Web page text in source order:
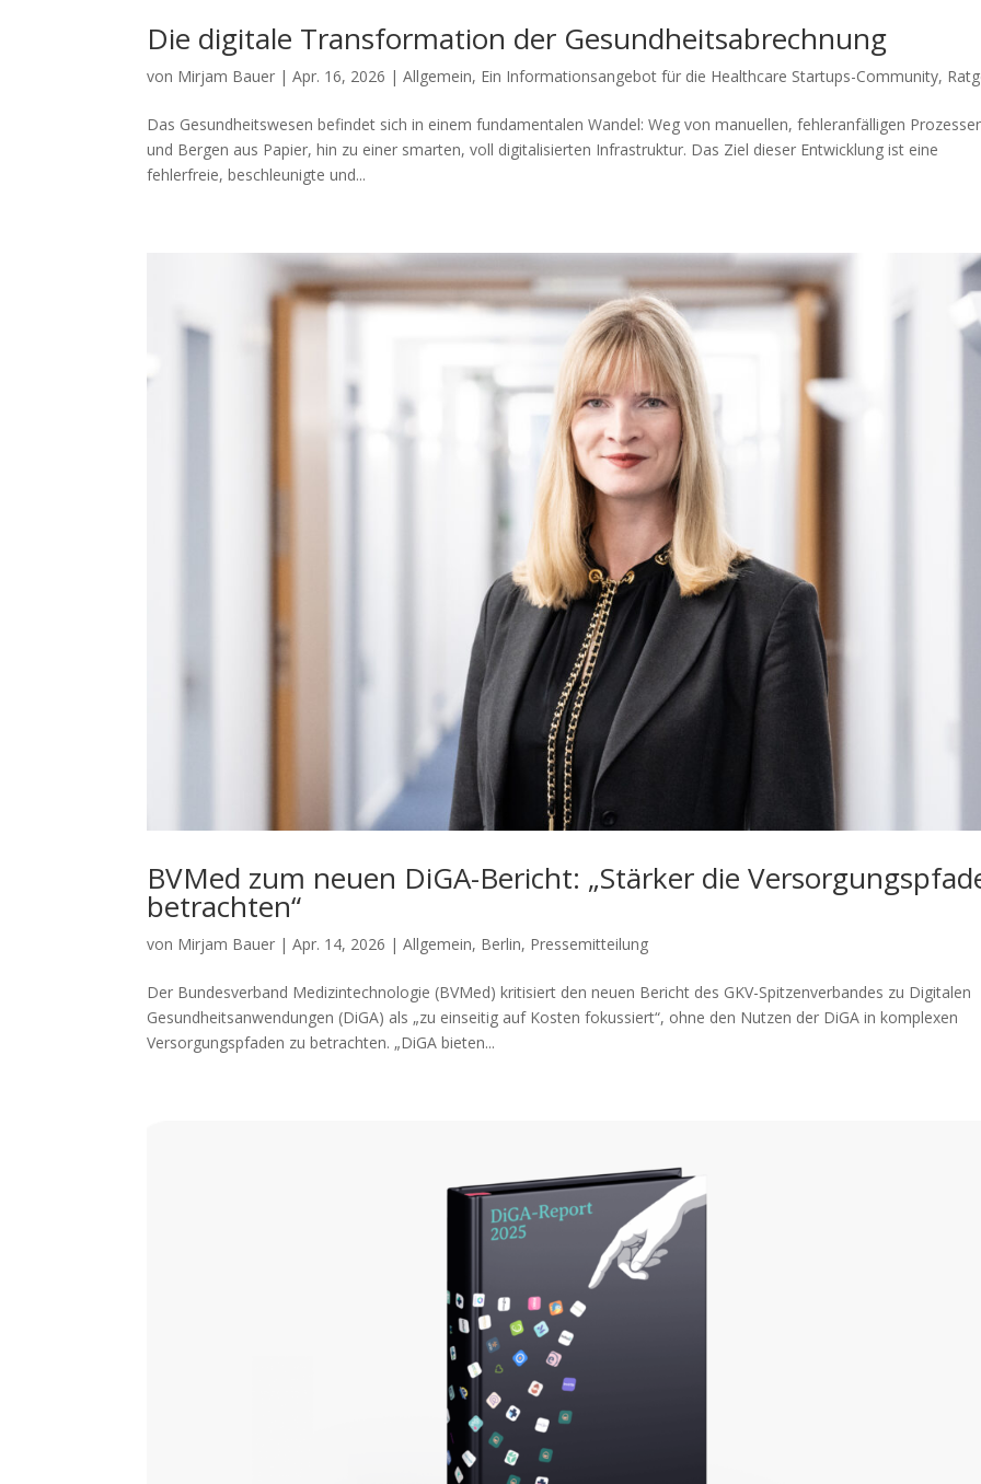
Die digitale Transformation der Gesundheitsabrechnung
von Mirjam Bauer |Apr. 16, 2026 |Allgemein, Ein Informationsangebot für die Healthcare Startups-Community,
Das Gesundheitswesen befindet sich in einem fundamentalen Wandel: Weg von manuellen, fehleranfälligen
und Bergen aus Papier, hin zu einer smarten, voll digitalisierten Infrastruktur. Das Ziel dieser Entwicklung ist eine
fehlerfreie, beschleunigte und...
BVMed zum neuen DiGA-Bericht: „Stärker die
betrachten“
von Mirjam Bauer |Apr. 14, 2026 |Allgemein, Berlin, Pressemitteilung
Der Bundesverband Medizintechnologie (BVMed) kritisiert den neuen Bericht des GKV-Spitzenverbandes zu Digitalen
Gesundheitsanwendungen (DiGA) als „zu einseitig auf Kosten fokussiert“, ohne den Nutzen der DiGA in komplexen
Versorgungspfaden zu betrachten. „DiGA bieten...